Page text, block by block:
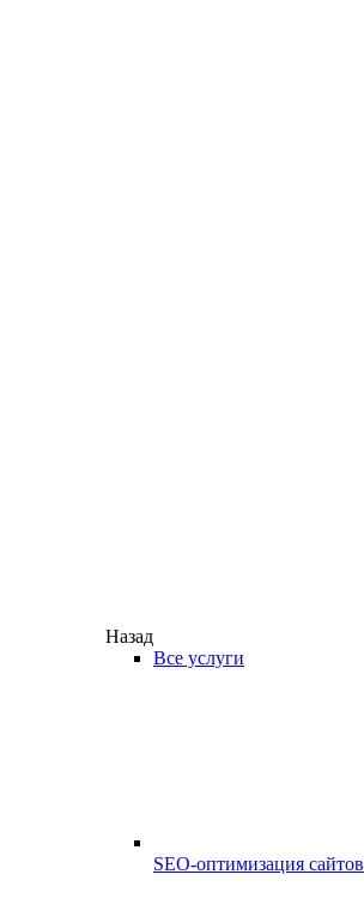
Назад
Все услуги
SEO-оптимизация сайтов